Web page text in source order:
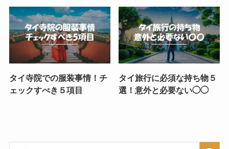
タイ寺院での服装事情！チ
ェックすべき５項目
タイ旅行に必須な持ち物５
選！意外と必要ない◯◯